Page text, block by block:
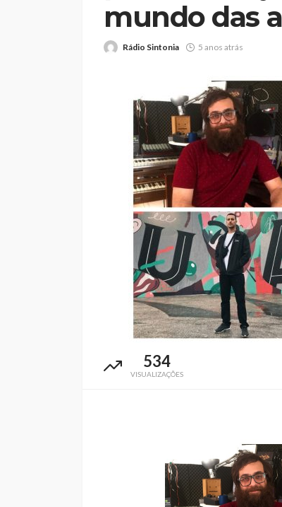
mundo das
Rádio Sintonia 5 anos atrás
534
VISUALIZAÇÕES
Abner
melhor da
Beeceler na
da Volta a
Rádio Sintonia 1 dia atrás